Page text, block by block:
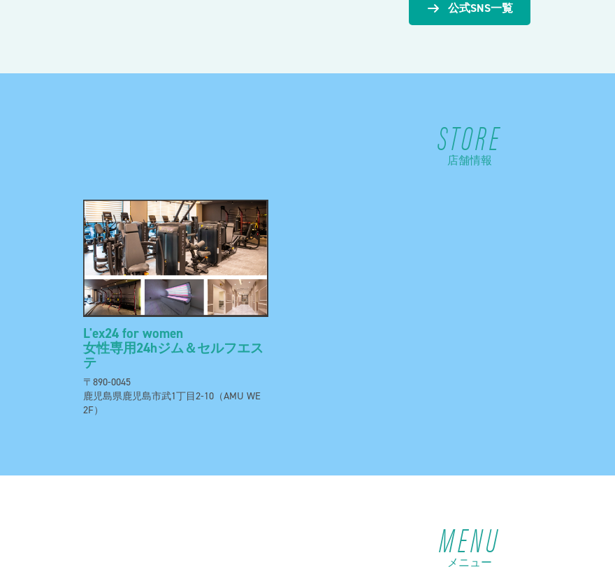
公式SNS一覧
STORE
店舗情報
L'ex24 for women
女性専用24hジム＆セルフエス
テ
〒890-0045
鹿児島県鹿児島市武1丁目2-10（AMU WE
2F）
MENU
メニュー